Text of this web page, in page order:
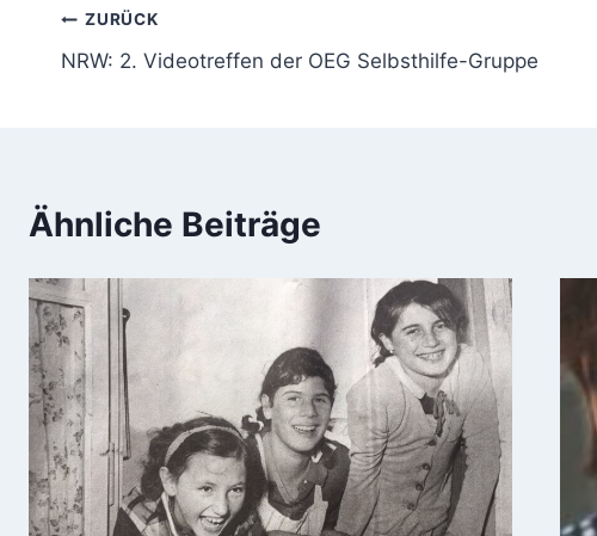
Beitragsnavigation
ZURÜCK
NRW: 2. Videotreffen der OEG Selbsthilfe-Gruppe
Ähnliche Beiträge